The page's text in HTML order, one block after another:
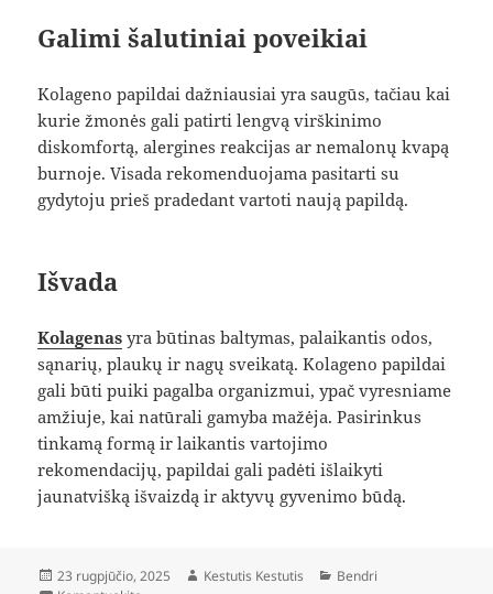
Galimi šalutiniai poveikiai
Kolageno papildai dažniausiai yra saugūs, tačiau kai
kurie žmonės gali patirti lengvą virškinimo
diskomfortą, alergines reakcijas ar nemalonų kvapą
burnoje. Visada rekomenduojama pasitarti su
gydytoju prieš pradedant vartoti naują papildą.
Išvada
Kolagenas yra būtinas baltymas, palaikantis odos,
sąnarių, plaukų ir nagų sveikatą. Kolageno papildai
gali būti puiki pagalba organizmui, ypač vyresniame
amžiuje, kai natūrali gamyba mažėja. Pasirinkus
tinkamą formą ir laikantis vartojimo
rekomendacijų, papildai gali padėti išlaikyti
jaunatvišką išvaizdą ir aktyvų gyvenimo būdą.
Paskelbta
23 rugpjūčio, 2025 Autorius
Kestutis Kestutis Kategorijos
Bendri